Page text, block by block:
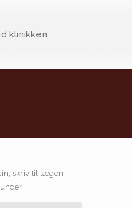
klinikken
skriv til lægen.